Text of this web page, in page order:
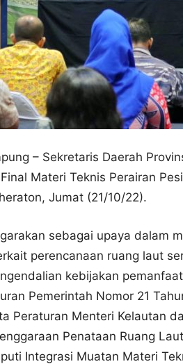
– Sekretaris Daerah
Materi Teknis Perairan
Jumat (21/10/22).
sebagai upaya dalam
perencanaan ruang laut
kebijakan
Pemerintah Nomor 21
Peraturan Menteri Kelautan
Penataan Ruang
Integrasi Muatan Materi